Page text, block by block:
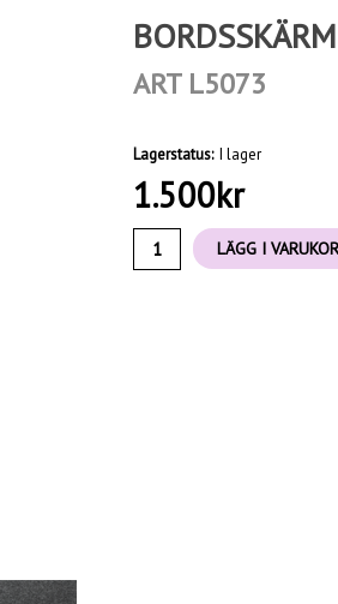
ART L5073
Lagerstatus: I lager
1.500kr
LÄGG I